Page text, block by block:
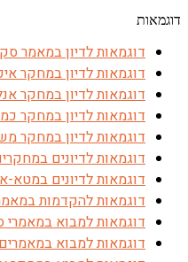
דוגמאות
דוגמאות לדיון במאמר
דוגמאות לדיון במחקר
דוגמאות לדיון במחקר
דוגמאות לדיון במחקר
דוגמאות לדיון במחקר
דוגמאות לדיונים
דוגמאות לדיונים במטא-
דוגמאות להקדמות
דוגמאות למבוא במאמרי
דוגמאות למבוא